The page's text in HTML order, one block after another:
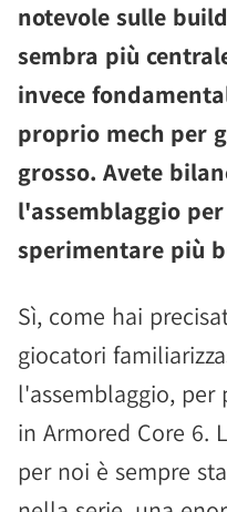
notevole sulle
sembra più
invece
proprio mech per
grosso. Avete
l'assemblaggio
sperimentare più
Sì, come hai
giocatori
l'assemblaggio, per
in Armored Core 6.
per noi è sempre